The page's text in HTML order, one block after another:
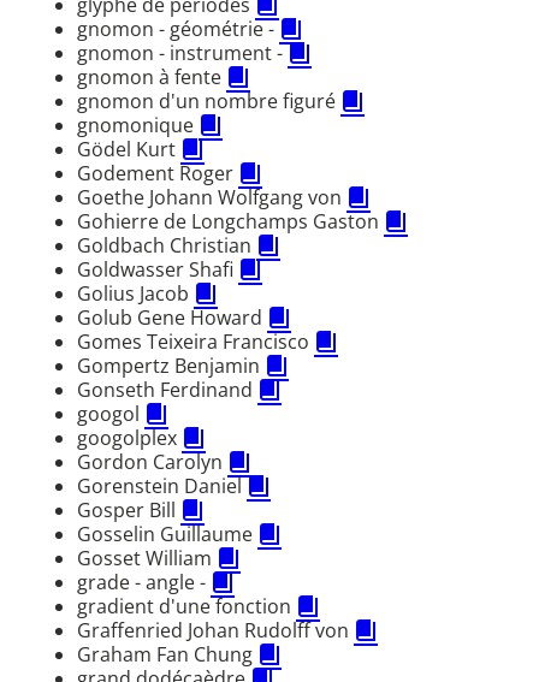
gnomon - géométrie -
gnomon - instrument -
gnomon à fente
gnomon d'un nombre figuré
gnomonique
Gödel Kurt
Godement Roger
Goethe Johann Wolfgang von
Gohierre de Longchamps Gaston
Goldbach Christian
Goldwasser Shafi
Golius Jacob
Golub Gene Howard
Gomes Teixeira Francisco
Gompertz Benjamin
Gonseth Ferdinand
googol
googolplex
Gordon Carolyn
Gorenstein Daniel
Gosper Bill
Gosselin Guillaume
Gosset William
grade - angle -
gradient d'une fonction
Graffenried Johan Rudolff von
Graham Fan Chung